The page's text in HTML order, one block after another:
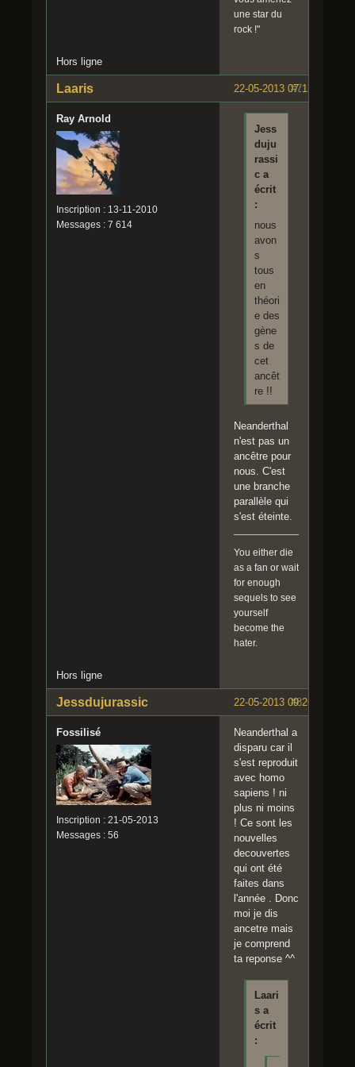
une star du
rock !"
Hors ligne
#7
22-05-2013 07:12:03
Laaris
Ray Arnold
Inscription : 13-11-2010
Messages : 7 614
Jess
duju
rassi
c a
écrit
:
nous
avon
s
tous
en
théori
e des
gène
s de
cet
ancêt
re !!
Neanderthal
n'est pas un
ancêtre pour
nous. C'est
une branche
parallèle qui
s'est éteinte.
You either die
as a fan or wait
for enough
sequels to see
yourself
become the
hater.
Hors ligne
#8
22-05-2013 09:26:23
Jessdujurassic
Fossilisé
Inscription : 21-05-2013
Messages : 56
Neanderthal a
disparu car il
s'est reproduit
avec homo
sapiens ! ni
plus ni moins
! Ce sont les
nouvelles
decouvertes
qui ont été
faites dans
l'année . Donc
moi je dis
ancetre mais
je comprend
ta reponse ^^
Laari
s a
écrit
: